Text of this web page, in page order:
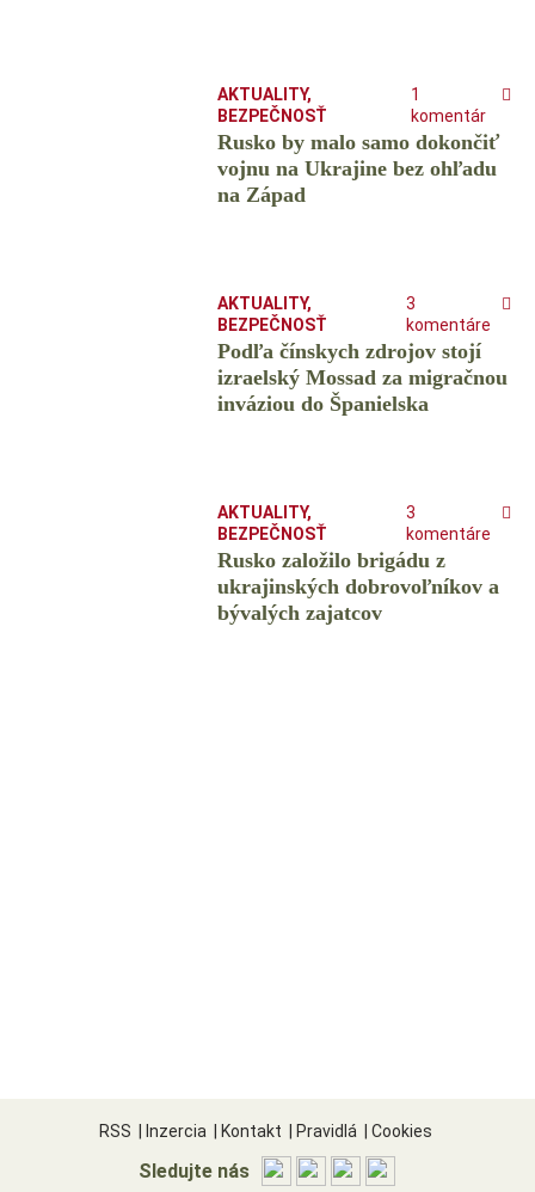
AKTUALITY,
BEZPEČNOSŤ
1
komentár
Rusko by malo samo dokončiť
vojnu na Ukrajine bez ohľadu
na Západ
AKTUALITY,
BEZPEČNOSŤ
3
komentáre
Podľa čínskych zdrojov stojí
izraelský Mossad za migračnou
inváziou do Španielska
AKTUALITY,
BEZPEČNOSŤ
3
komentáre
Rusko založilo brigádu z
ukrajinských dobrovoľníkov a
bývalých zajatcov
RSS Inzercia Kontakt Pravidlá Cookies
Sledujte nás